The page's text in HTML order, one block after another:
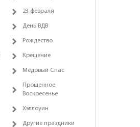
23 февраля
День ВДВ
Рождество
Крещение
Медовый Спас
Прощенное
Воскресенье
Хэллоуин
Другие праздники